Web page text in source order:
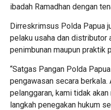
ibadah Ramadhan dengan
Dirreskrimsus Polda Papua
pelaku usaha dan distributor
penimbunan maupun praktik
“Satgas Pangan Polda
pengawasan secara berkala.
pelanggaran, kami tidak
langkah penegakan hukum